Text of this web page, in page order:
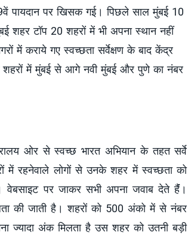
पायदान पर खिसक गई। पिछले साल मुंबई 10
शहर टॉप 20 शहरों में भी अपना स्थान नहीं
में कराये गए स्वच्छता सर्वेक्षण के बाद केंद्र
शहरों में मुंबई से आगे नवी मुंबई और पुणे का नंबर
ओर से स्वच्छ भारत अभियान के तहत सर्वे
में रहनेवाले लोगों से उनके शहर में स्वच्छता को
पर जाकर सभी अपना जवाब देते हैंं।
की जाती है। शहरों को 500 अंको में से नंबर
ज्यादा अंक मिलता है उस शहर को उतनी बड़ी